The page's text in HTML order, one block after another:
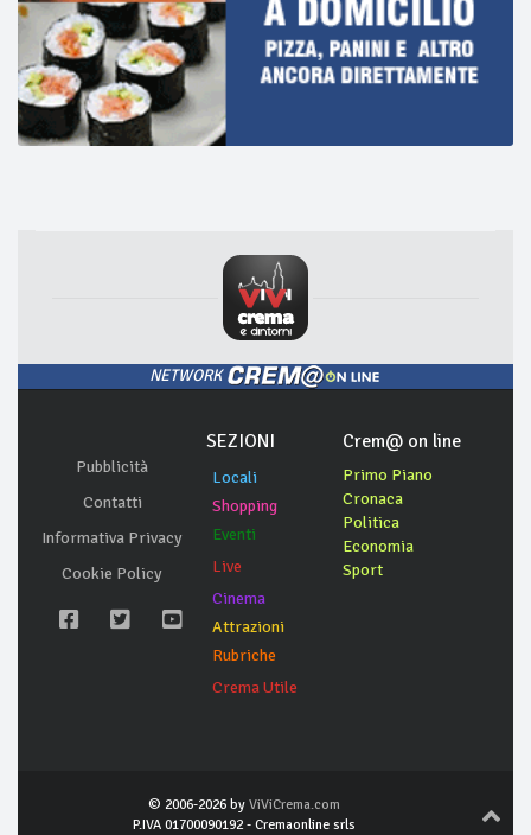
NETWORK
Pubblicità
Contatti
Informativa Privacy
Cookie Policy
SEZIONI
Locali
Shopping
Eventi
Live
Cinema
Attrazioni
Rubriche
Crema Utile
Crem@ on line
Primo Piano
Cronaca
Politica
Economia
Sport
© 2006-2026 by ViViCrema.com
P.IVA 01700090192 - Cremaonline srls